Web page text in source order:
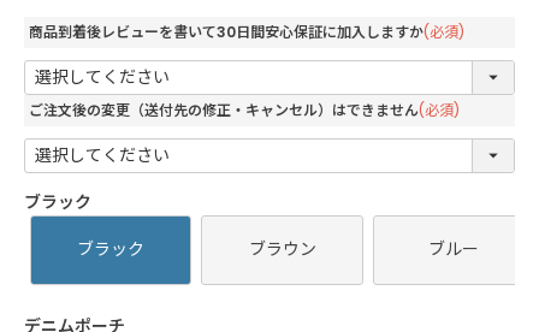
商品到着後レビューを書いて30日間安心保証に加入しますか(必須)
ご注文後の変更（送付先の修正・キャンセル）はできません(必須)
ブラック
ブラック
ブラウン ブルー
デニムポーチ